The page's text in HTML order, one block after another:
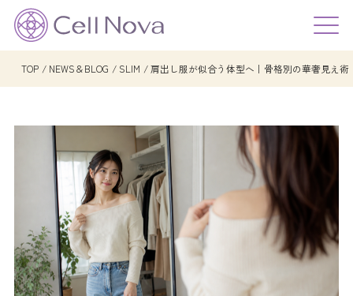
TOP NEWS＆BLOG SLIM 肩出し服が似合う体型へ｜骨格別の華奢見え術